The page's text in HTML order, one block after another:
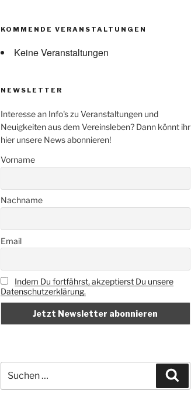
KOMMENDE VERANSTALTUNGEN
Keine Veranstaltungen
NEWSLETTER
Interesse an Info's zu Veranstaltungen und
Neuigkeiten aus dem Vereinsleben? Dann könnt ihr
hier unsere News abonnieren!
Vorname
Nachname
Email
Indem Du fortfährst, akzeptierst Du unsere
Datenschutzerklärung.
nach: